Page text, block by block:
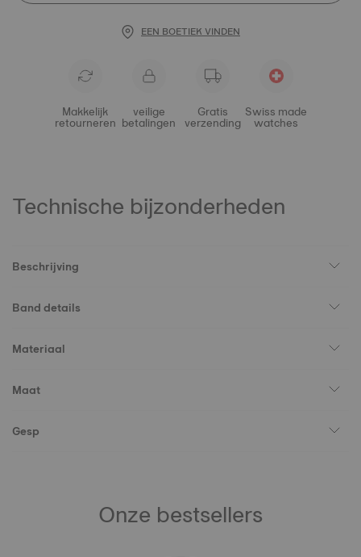
EEN BOETIEK VINDEN
Makkelijk
retourneren
veilige
betalingen
Gratis
verzending
Swiss made
watches
Technische bijzonderheden
Beschrijving
Band details
Materiaal
Maat
Gesp
Onze bestsellers